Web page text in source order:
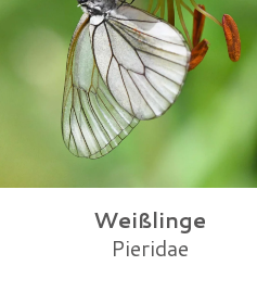
Weißlinge
Pieridae